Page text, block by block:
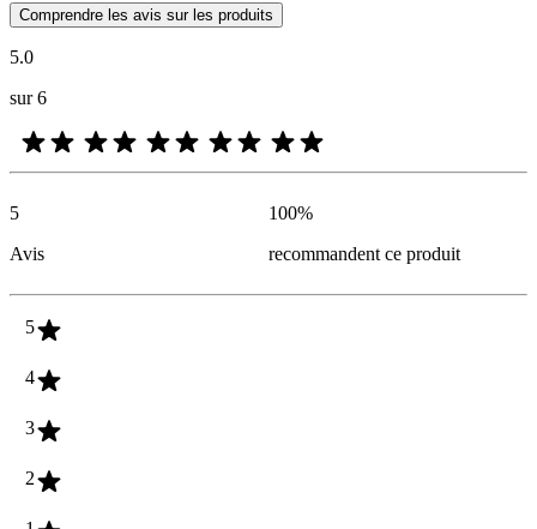
Les avis des clients exprimés sous forme d'évaluations de produits
Comprendre les avis sur les produits
5.0
sur 6
5
Avis
100%
recommandent ce produit
5
4
3
2